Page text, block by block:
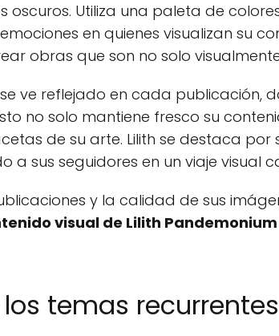
oscuros. Utiliza una paleta de
en quienes visualizan su
obras que son no solo
ve reflejado en cada publicación,
no solo mantiene fresco su
de su arte. Lilith se destaca
a sus seguidores en un viaje visual
y la calidad de sus
visual de Lilith
temas